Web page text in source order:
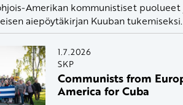
Amerikan kommunistiset
aiepöytäkirjan Kuuban tukemiseksi.
1.7.2026
SKP
Communists from
America for Cuba